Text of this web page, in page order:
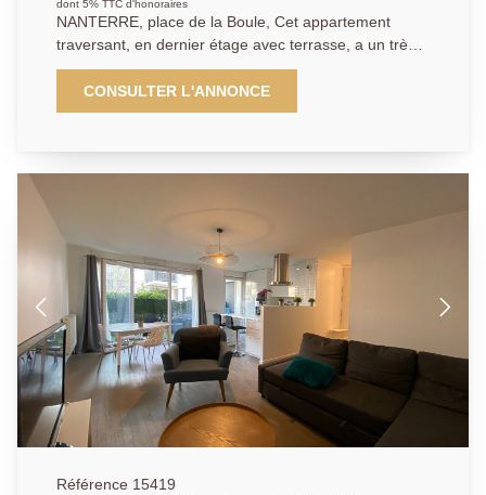
dont 5% TTC d'honoraires
NANTERRE, place de la Boule, Cet appartement
traversant, en dernier étage avec terrasse, a un très
beau potentiel. Il se compose d'une entrée avec des
toilettes et du rangement, d'un grand séjour donnant
sur une terrasse exposée sud/ouest d'environ 22 M2,
de toutes les commodités. Cave et box en sous-sol
complètent ce bien. Petite copropriété calme et
arborée. Ses atouts: RER Nanterre Ville à 12 min,
marché, écoles et commerces à 5 min.
01.40.97.07.07 AP/BV
CONSULTER L'ANNONCE
Référence 15419